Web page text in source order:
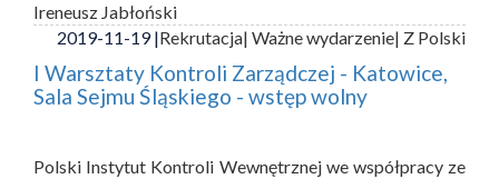
Ireneusz Jabłoński
2019-11-19 |Rekrutacja| Ważne wydarzenie| Z Polski
I Warsztaty Kontroli Zarządczej - Katowice,
Sala Sejmu Śląskiego - wstęp wolny
Polski Instytut Kontroli Wewnętrznej we współpracy ze